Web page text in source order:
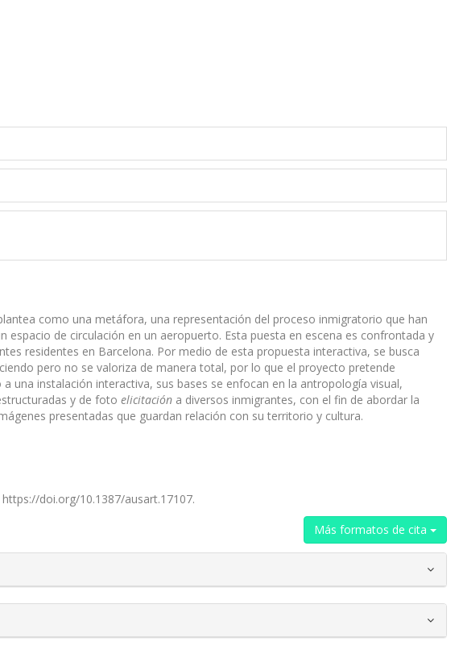
como una metáfora, una representación del proceso inmigratorio que han
de circulación en un aeropuerto. Esta puesta en escena es confrontada y
residentes en Barcelona. Por medio de esta propuesta interactiva, se busca
pero no se valoriza de manera total, por lo que el proyecto pretende
una instalación interactiva, sus bases se enfocan en la antropología visual,
y de foto elicitación a diversos inmigrantes, con el fin de abordar la
presentadas que guardan relación con su territorio y cultura.
https://doi.org/10.1387/ausart.17107.
Más formatos de cita